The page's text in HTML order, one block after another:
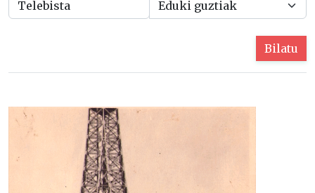
Bilatu